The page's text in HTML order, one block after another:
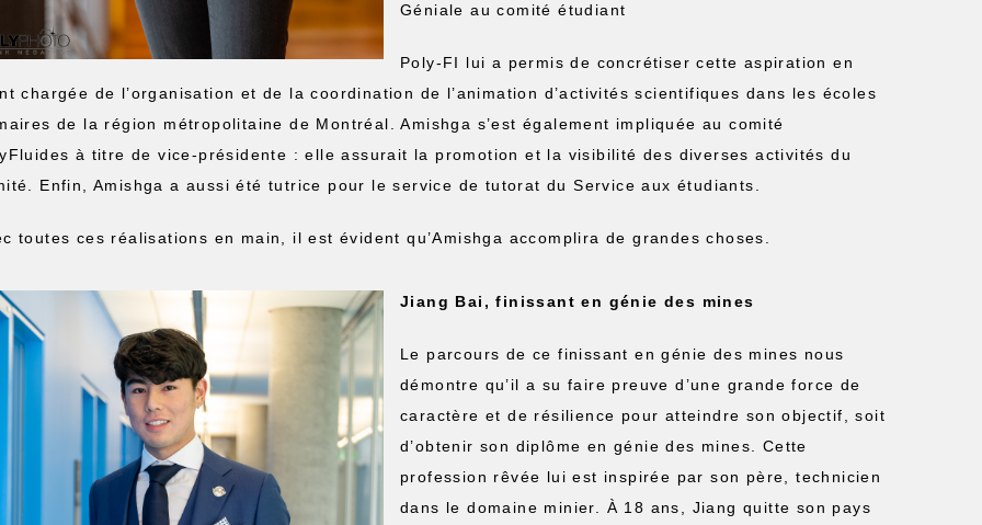
Géniale au comité étudiant
Poly-FI lui a permis de concrétiser cette aspiration en
chargée de l’organisation et de la coordination de l’animation d’activités scientifiques dans les écoles
de la région métropolitaine de Montréal. Amishga s’est également impliquée au comité
à titre de vice-présidente : elle assurait la promotion et la visibilité des diverses activités du
Enfin, Amishga a aussi été tutrice pour le service de tutorat du Service aux étudiants.
toutes ces réalisations en main, il est évident qu’Amishga accomplira de grandes choses.
Jiang Bai, finissant en génie des mines
Le parcours de ce finissant en génie des mines nous
démontre qu’il a su faire preuve d’une grande force de
caractère et de résilience pour atteindre son objectif, soit
d’obtenir son diplôme en génie des mines. Cette
profession rêvée lui est inspirée par son père, technicien
dans le domaine minier. À 18 ans, Jiang quitte son pays